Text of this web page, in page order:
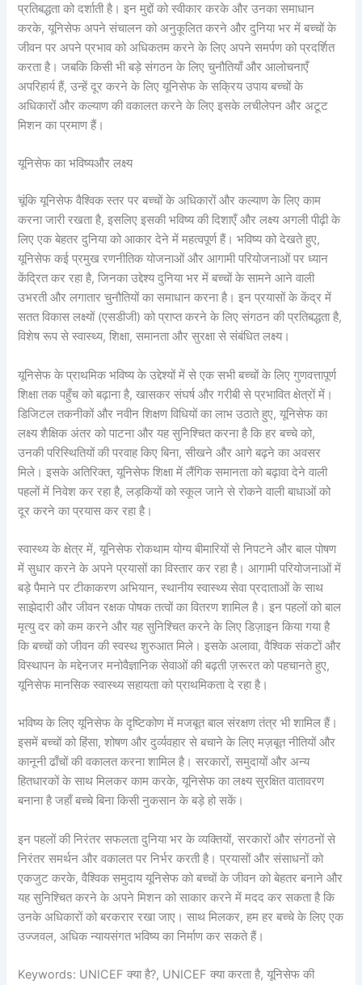
प्रतिबद्धता को दर्शाती है। इन मुद्दों को स्वीकार करके और उनका समाधान
करके, यूनिसेफ अपने संचालन को अनुकूलित करने और दुनिया भर में बच्चों के
जीवन पर अपने प्रभाव को अधिकतम करने के लिए अपने समर्पण को प्रदर्शित
करता है। जबकि किसी भी बड़े संगठन के लिए चुनौतियाँ और आलोचनाएँ
अपरिहार्य हैं, उन्हें दूर करने के लिए यूनिसेफ के सक्रिय उपाय बच्चों के
अधिकारों और कल्याण की वकालत करने के लिए इसके लचीलेपन और अटूट
मिशन का प्रमाण हैं।
यूनिसेफ का भविष्यऔर लक्ष्य
चूंकि यूनिसेफ वैश्विक स्तर पर बच्चों के अधिकारों और कल्याण के लिए काम
करना जारी रखता है, इसलिए इसकी भविष्य की दिशाएँ और लक्ष्य अगली पीढ़ी के
लिए एक बेहतर दुनिया को आकार देने में महत्वपूर्ण हैं। भविष्य को देखते हुए,
यूनिसेफ कई प्रमुख रणनीतिक योजनाओं और आगामी परियोजनाओं पर ध्यान
केंद्रित कर रहा है, जिनका उद्देश्य दुनिया भर में बच्चों के सामने आने वाली
उभरती और लगातार चुनौतियों का समाधान करना है। इन प्रयासों के केंद्र में
सतत विकास लक्ष्यों (एसडीजी) को प्राप्त करने के लिए संगठन की प्रतिबद्धता है,
विशेष रूप से स्वास्थ्य, शिक्षा, समानता और सुरक्षा से संबंधित लक्ष्य।
यूनिसेफ के प्राथमिक भविष्य के उद्देश्यों में से एक सभी बच्चों के लिए गुणवत्तापूर्ण
शिक्षा तक पहुँच को बढ़ाना है, खासकर संघर्ष और गरीबी से प्रभावित क्षेत्रों में।
डिजिटल तकनीकों और नवीन शिक्षण विधियों का लाभ उठाते हुए, यूनिसेफ का
लक्ष्य शैक्षिक अंतर को पाटना और यह सुनिश्चित करना है कि हर बच्चे को,
उनकी परिस्थितियों की परवाह किए बिना, सीखने और आगे बढ़ने का अवसर
मिले। इसके अतिरिक्त, यूनिसेफ शिक्षा में लैंगिक समानता को बढ़ावा देने वाली
पहलों में निवेश कर रहा है, लड़कियों को स्कूल जाने से रोकने वाली बाधाओं को
दूर करने का प्रयास कर रहा है।
स्वास्थ्य के क्षेत्र में, यूनिसेफ रोकथाम योग्य बीमारियों से निपटने और बाल पोषण
में सुधार करने के अपने प्रयासों का विस्तार कर रहा है। आगामी परियोजनाओं में
बड़े पैमाने पर टीकाकरण अभियान, स्थानीय स्वास्थ्य सेवा प्रदाताओं के साथ
साझेदारी और जीवन रक्षक पोषक तत्वों का वितरण शामिल है। इन पहलों को बाल
मृत्यु दर को कम करने और यह सुनिश्चित करने के लिए डिज़ाइन किया गया है
कि बच्चों को जीवन की स्वस्थ शुरुआत मिले। इसके अलावा, वैश्विक संकटों और
विस्थापन के मद्देनजर मनोवैज्ञानिक सेवाओं की बढ़ती ज़रूरत को पहचानते हुए,
यूनिसेफ मानसिक स्वास्थ्य सहायता को प्राथमिकता दे रहा है।
भविष्य के लिए यूनिसेफ के दृष्टिकोण में मजबूत बाल संरक्षण तंत्र भी शामिल हैं।
इसमें बच्चों को हिंसा, शोषण और दुर्व्यवहार से बचाने के लिए मज़बूत नीतियों और
कानूनी ढाँचों की वकालत करना शामिल है। सरकारों, समुदायों और अन्य
हितधारकों के साथ मिलकर काम करके, यूनिसेफ का लक्ष्य सुरक्षित वातावरण
बनाना है जहाँ बच्चे बिना किसी नुकसान के बड़े हो सकें।
इन पहलों की निरंतर सफलता दुनिया भर के व्यक्तियों, सरकारों और संगठनों से
निरंतर समर्थन और वकालत पर निर्भर करती है। प्रयासों और संसाधनों को
एकजुट करके, वैश्विक समुदाय यूनिसेफ को बच्चों के जीवन को बेहतर बनाने और
यह सुनिश्चित करने के अपने मिशन को साकार करने में मदद कर सकता है कि
उनके अधिकारों को बरकरार रखा जाए। साथ मिलकर, हम हर बच्चे के लिए एक
उज्जवल, अधिक न्यायसंगत भविष्य का निर्माण कर सकते हैं।
Keywords: UNICEF क्या है?, UNICEF क्या करता है, यूनिसेफ की